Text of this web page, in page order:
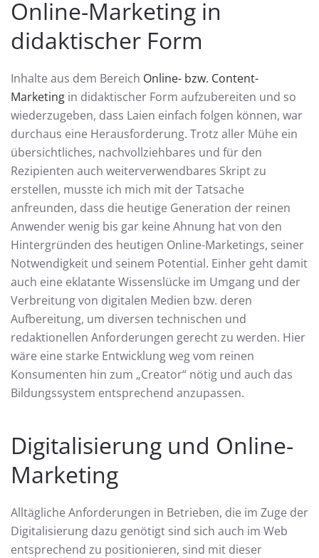
Online-Marketing in
didaktischer Form
Inhalte aus dem Bereich Online- bzw. Content-
Marketing in didaktischer Form aufzubereiten und so
wiederzugeben, dass Laien einfach folgen können, war
durchaus eine Herausforderung. Trotz aller Mühe ein
übersichtliches, nachvollziehbares und für den
Rezipienten auch weiterverwendbares Skript zu
erstellen, musste ich mich mit der Tatsache
anfreunden, dass die heutige Generation der reinen
Anwender wenig bis gar keine Ahnung hat von den
Hintergründen des heutigen Online-Marketings, seiner
Notwendigkeit und seinem Potential. Einher geht damit
auch eine eklatante Wissenslücke im Umgang und der
Verbreitung von digitalen Medien bzw. deren
Aufbereitung, um diversen technischen und
redaktionellen Anforderungen gerecht zu werden. Hier
wäre eine starke Entwicklung weg vom reinen
Konsumenten hin zum „Creator“ nötig und auch das
Bildungssystem entsprechend anzupassen.
Digitalisierung und Online-
Marketing
Alltägliche Anforderungen in Betrieben, die im Zuge der
Digitalisierung dazu genötigt sind sich auch im Web
entsprechend zu positionieren, sind mit dieser